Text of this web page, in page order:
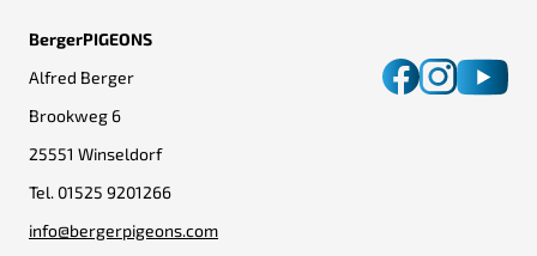
BergerPIGEONS
Alfred Berger
Brookweg 6
25551 Winseldorf
Tel. 01525 9201266
info@bergerpigeons.com